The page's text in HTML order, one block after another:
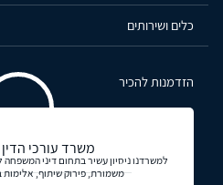
כלים ושירותים
הזדמנות להכיר
משרד עורכי
למשרדנו ניסיון עשיר בתחום דיני המשפחה
משמורת, פירוק שיתוף,